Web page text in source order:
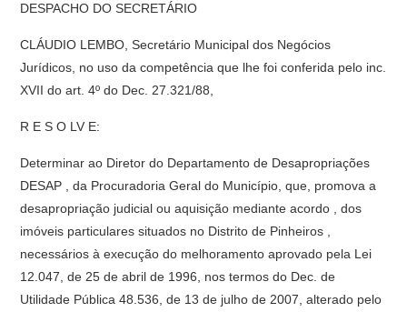
DESPACHO DO SECRETÁRIO
CLÁUDIO LEMBO, Secretário Municipal dos Negócios
Jurídicos, no uso da competência que lhe foi conferida pelo inc.
XVII do art. 4º do Dec. 27.321/88,
R E S O LV E:
Determinar ao Diretor do Departamento de Desapropriações 
DESAP , da Procuradoria Geral do Município, que, promova a
desapropriação judicial ou aquisição mediante acordo , dos
imóveis particulares situados no Distrito de Pinheiros ,
necessários à execução do melhoramento aprovado pela Lei
12.047, de 25 de abril de 1996, nos termos do Dec. de
Utilidade Pública 48.536, de 13 de julho de 2007, alterado pelo